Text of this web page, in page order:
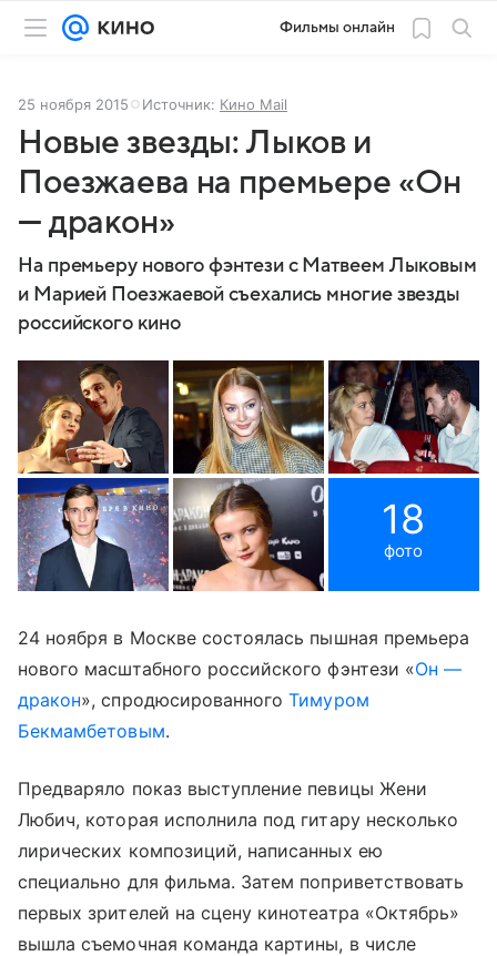
Фильмы онлайн
25 ноября 2015 Источник: Кино Mail
Новые звезды: Лыков и
Поезжаева на премьере «Он
— дракон»
На премьеру нового фэнтези с Матвеем Лыковым
и Марией Поезжаевой съехались многие звезды
российского кино
18
фото
24 ноября в Москве состоялась пышная премьера
нового масштабного российского фэнтези «Он —
дракон», спродюсированногоТимуром
Бекмамбетовым.
Предваряло показ выступление певицы Жени
Любич, которая исполнила под гитару несколько
лирических композиций, написанных ею
специально для фильма. Затем поприветствовать
первых зрителей на сцену кинотеатра «Октябрь»
вышла съемочная команда картины, в числе